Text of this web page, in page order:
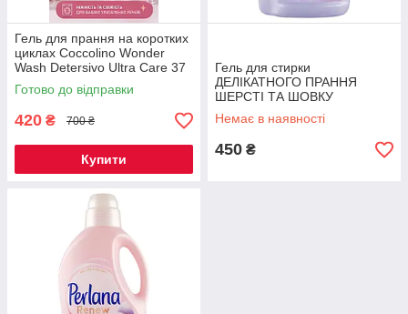
Гель для прання на коротких
циклах Coccolino Wonder
Wash Detersivo Ultra Care 37
прань 1480 мл (шелк,
шерсть, кашемир и
Готово до відправки
420 ₴ 700 ₴
Купити
Гель для стирки
ДЕЛІКАТНОГО ПРАННЯ
ШЕРСТІ ТА ШОВКУ
PERLANA LAVANDA 1440 ML
24 стирки
Немає в наявності
450 ₴